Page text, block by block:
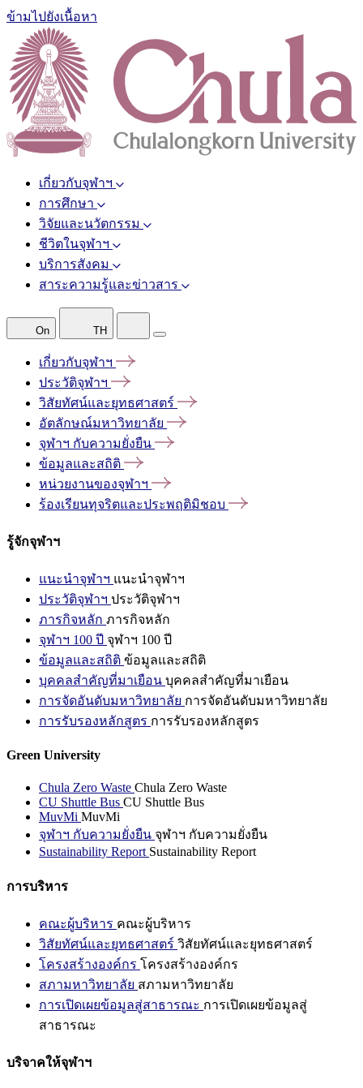
ข้ามไปยังเนื้อหา
เกี่ยวกับจุฬาฯ
การศึกษา
วิจัยและนวัตกรรม
ชีวิตในจุฬาฯ
บริการสังคม
สาระความรู้และข่าวสาร
On TH
เกี่ยวกับจุฬาฯ
ประวัติจุฬาฯ
วิสัยทัศน์และยุทธศาสตร์
อัตลักษณ์มหาวิทยาลัย
จุฬาฯ กับความยั่งยืน
ข้อมูลและสถิติ
หน่วยงานของจุฬาฯ
ร้องเรียนทุจริตและประพฤติมิชอบ
รู้จักจุฬาฯ
แนะนำจุฬาฯ แนะนำจุฬาฯ
ประวัติจุฬาฯ ประวัติจุฬาฯ
ภารกิจหลัก ภารกิจหลัก
จุฬาฯ 100 ปี จุฬาฯ 100 ปี
ข้อมูลและสถิติ ข้อมูลและสถิติ
บุคคลสำคัญที่มาเยือน บุคคลสำคัญที่มาเยือน
การจัดอันดับมหาวิทยาลัย การจัดอันดับมหาวิทยาลัย
การรับรองหลักสูตร การรับรองหลักสูตร
Green University
Chula Zero Waste Chula Zero Waste
CU Shuttle Bus CU Shuttle Bus
MuvMi MuvMi
จุฬาฯ กับความยั่งยืน จุฬาฯ กับความยั่งยืน
Sustainability Report Sustainability Report
การบริหาร
คณะผู้บริหาร คณะผู้บริหาร
วิสัยทัศน์และยุทธศาสตร์ วิสัยทัศน์และยุทธศาสตร์
โครงสร้างองค์กร โครงสร้างองค์กร
สภามหาวิทยาลัย สภามหาวิทยาลัย
การเปิดเผยข้อมูลสู่สาธารณะ การเปิดเผยข้อมูลสู่
สาธารณะ
บริจาคให้จุฬาฯ